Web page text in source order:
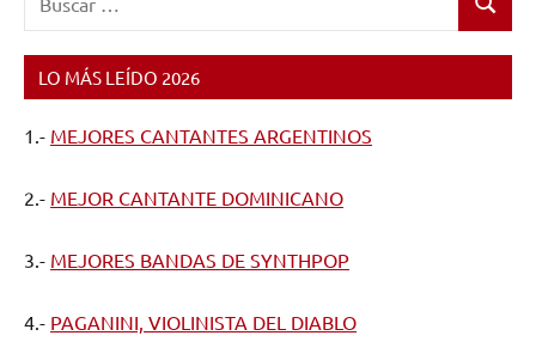
Buscar
LO MÁS LEÍDO 2026
1.- MEJORES CANTANTES ARGENTINOS
2.- MEJOR CANTANTE DOMINICANO
3.- MEJORES BANDAS DE SYNTHPOP
4.- PAGANINI, VIOLINISTA DEL DIABLO